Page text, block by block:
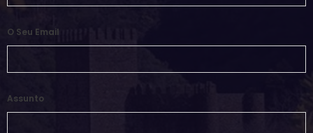
O Seu Email
Assunto